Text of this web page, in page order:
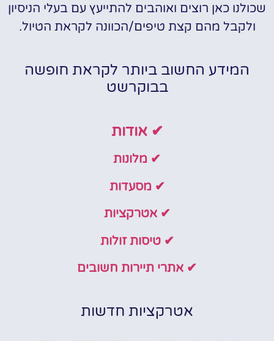
שכולנו כאן רוצים ואוהבים להתייעץ עם בעלי הניסיון
ולקבל מהם קצת טיפים/הכוונה לקראת הטיול.
המידע החשוב ביותר לקראת חופשה
בבוקרשט
✔ אודות
✔ מלונות
✔ מסעדות
✔ אטרקציות
✔ טיסות זולות
✔ אתרי תיירות חשובים
אטרקציות חדשות